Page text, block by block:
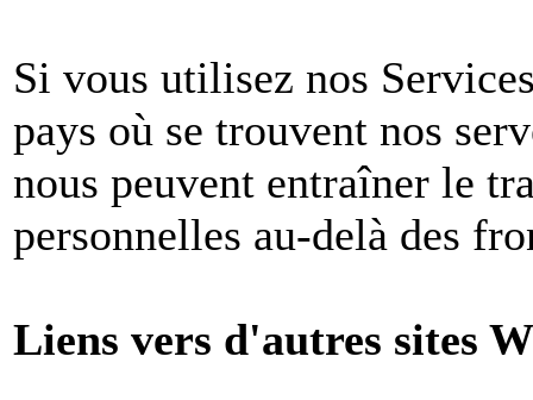
Si vous utilisez nos
pays où se trouvent nos
nous peuvent entraîner le
personnelles au-delà des
Liens vers d'autres sites